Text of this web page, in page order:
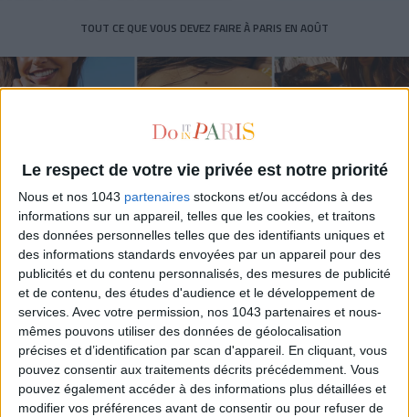
Le respect de votre vie privée est notre priorité
Nous et nos 1043 partenaires stockons et/ou accédons à des
informations sur un appareil, telles que les cookies, et traitons
des données personnelles telles que des identifiants uniques et
des informations standards envoyées par un appareil pour des
publicités et du contenu personnalisés, des mesures de publicité
et de contenu, des études d'audience et le développement de
services. Avec votre permission, nos 1043 partenaires et nous-
mêmes pouvons utiliser des données de géolocalisation
précises et d’identification par scan d'appareil. En cliquant, vous
pouvez consentir aux traitements décrits précédemment. Vous
pouvez également accéder à des informations plus détaillées et
modifier vos préférences avant de consentir ou pour refuser de
TOUT CE QUE VOUS DEVEZ FAIRE À PARIS EN AOÛT
LES SPF 50 QUI DONNENT ENVIE DE SE TARTINER